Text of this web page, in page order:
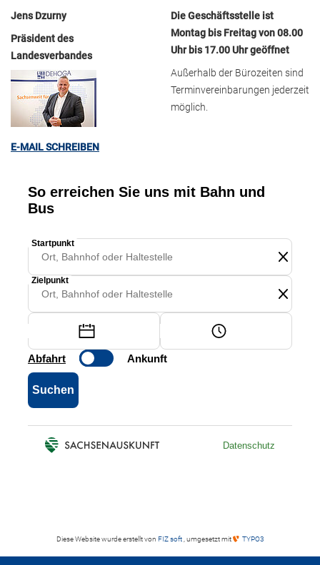
Jens Dzurny
Präsident des
Landesverbandes
E-MAIL SCHREIBEN
Die Geschäftsstelle ist
Montag bis Freitag von 08.00
Uhr bis 17.00 Uhr geöffnet
Außerhalb der Bürozeiten sind
Terminvereinbarungen jederzeit
möglich.
Diese Website wurde erstellt von FIZ soft , umgesetzt mit TYPO3